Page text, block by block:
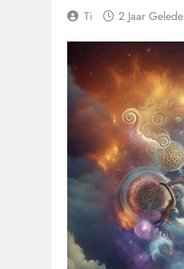
Ti 2 Jaar